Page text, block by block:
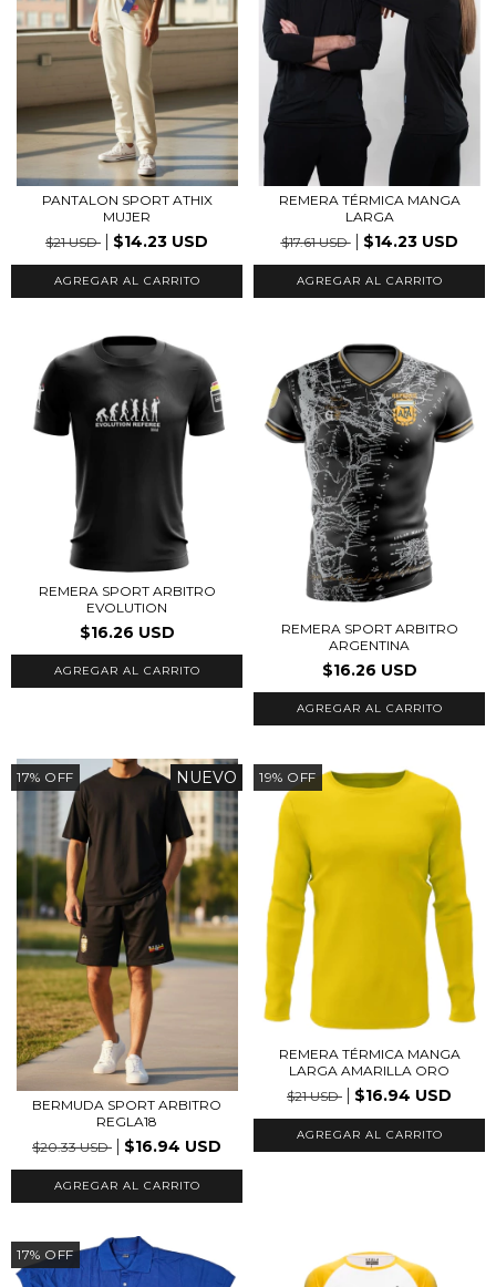
PANTALON SPORT ATHIX
MUJER
$21 USD
$14.23 USD
AGREGAR AL CARRITO
REMERA TÉRMICA MANGA
LARGA
$17.61 USD
$14.23 USD
AGREGAR AL CARRITO
REMERA SPORT ARBITRO
EVOLUTION
$16.26 USD
AGREGAR AL CARRITO
REMERA SPORT ARBITRO
ARGENTINA
$16.26 USD
AGREGAR AL CARRITO
17% OFF NUEVO
BERMUDA SPORT ARBITRO
REGLA18
$20.33 USD
$16.94 USD
AGREGAR AL CARRITO
19% OFF
REMERA TÉRMICA MANGA
LARGA AMARILLA ORO
$21 USD
$16.94 USD
AGREGAR AL CARRITO
17% OFF